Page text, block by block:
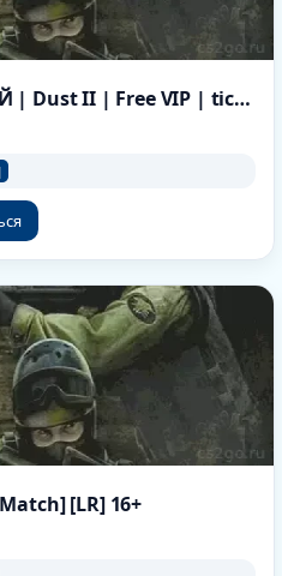
Москва | v93 | КОЛИЗЕЙ | Dust II | Free VIP | tickrate 100
[LR] 16+